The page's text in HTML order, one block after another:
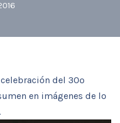
del 30º
en imágenes de lo